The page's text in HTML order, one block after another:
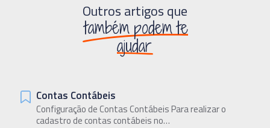
Outros artigos que
também podem te
ajudar
Contas Contábeis
Configuração de Contas Contábeis Para realizar o
cadastro de contas contábeis no…